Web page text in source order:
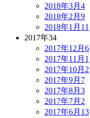
2018年3月 4
2018年2月 9
2018年1月 11
2017年34
2017年12月 6
2017年11月 1
2017年10月 2
2017年9月 7
2017年8月 3
2017年7月 2
2017年6月 13